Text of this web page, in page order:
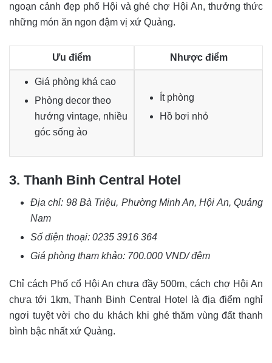
ngoạn cảnh đẹp phố Hội và ghé chợ Hội An, thưởng thức
những món ăn ngon đậm vị xứ Quảng.
Ưu điểm Nhược điểm
Giá phòng khá cao
Phòng decor theo
hướng vintage, nhiều
góc sống ảo
Ít phòng
Hồ bơi nhỏ
3. Thanh Binh Central Hotel
Địa chỉ: 98 Bà Triệu, Phường Minh An, Hội An, Quảng
Nam
Số điện thoại: 0235 3916 364
Giá phòng tham khảo: 700.000 VND/ đêm
Chỉ cách Phố cổ Hội An chưa đầy 500m, cách chợ Hội An
chưa tới 1km, Thanh Binh Central Hotel là địa điểm nghỉ
ngơi tuyệt vời cho du khách khi ghé thăm vùng đất thanh
bình bậc nhất xứ Quảng.